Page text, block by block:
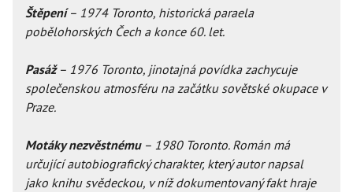
Štěpení– 1974 Toronto, historická paraela
pobělohorských Čech a konce 60. let.
Pasáž– 1976 Toronto, jinotajná povídka zachycuje
společenskou atmosféru na začátku sovětské okupace v
Praze.
Motáky nezvěstnému– 1980 Toronto. Román má
určující autobiografický charakter, který autor napsal
jako knihu svědeckou, v níž dokumentovaný fakt hraje